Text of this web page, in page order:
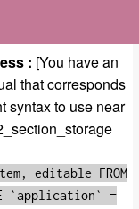
: [You have an
that corresponds
syntax to use near
editable FROM
`application` =